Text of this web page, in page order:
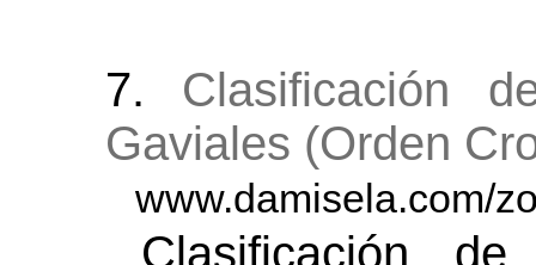
7. Clasificación
Gaviales (Orden
www.damisela.com/
Clasificación